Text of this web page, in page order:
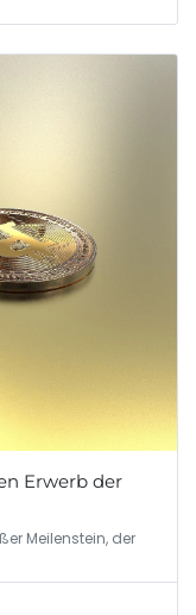
Erwerb der
Meilenstein, der